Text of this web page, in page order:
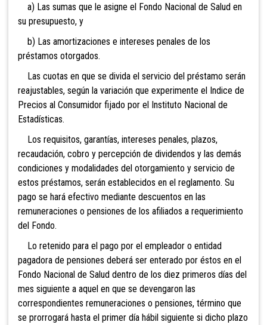
a) Las sumas que le asigne el Fondo Nacional de Salud en
su presupuesto, y
b) Las amortizaciones e intereses penales de los
préstamos otorgados.
Las cuotas en que se divida el servicio del préstamo serán
reajustables, según la variación que experimente el Indice de
Precios al Consumidor fijado por el Instituto Nacional de
Estadísticas.
Los requisitos, garantías, intereses penales, plazos,
recaudación, cobro y percepción de dividendos y las demás
condiciones y modalidades del otorgamiento y servicio de
estos préstamos, serán establecidos en el reglamento. Su
pago se hará efectivo mediante descuentos en las
remuneraciones o pensiones de los afiliados a requerimiento
del Fondo.
Lo retenido para el pago por el empleador o entidad
pagadora de pensiones deberá ser enterado por éstos en el
Fondo Nacional de Salud dentro de los diez primeros días del
mes siguiente a aquel en que se devengaron las
correspondientes remuneraciones o pensiones, término que
se prorrogará hasta el primer día hábil siguiente si dicho plazo